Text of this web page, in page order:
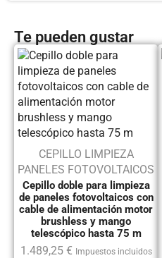
Te pueden gustar
CEPILLO LIMPIEZA
PANELES FOTOVOLTAICOS
Cepillo doble para limpieza
de paneles fotovoltaicos con
cable de alimentación motor
brushless y mango
telescópico hasta 75 m
1.489,25 € Impuestos incluidos